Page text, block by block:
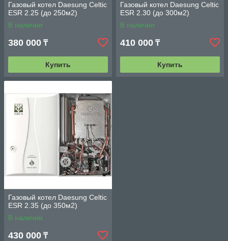
Газовый котел Daesung Celtic
ESR 2.25 (до 250м2)
В наличии
380 000 ₸
Купить
Газовый котел Daesung Celtic
ESR 2.30 (до 300м2)
В наличии
410 000 ₸
Купить
Газовый котел Daesung Celtic
ESR 2.35 (до 350м2)
В наличии
430 000 ₸